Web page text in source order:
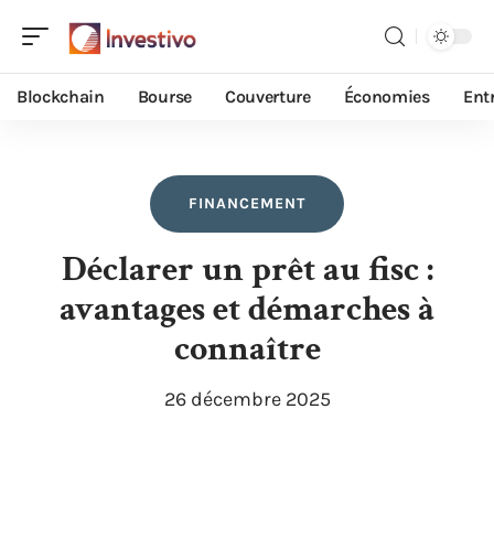
Blockchain Bourse Couverture Économies
FINANCEMENT
Déclarer un prêt au fisc :
avantages et démarches à
connaître
26 décembre 2025